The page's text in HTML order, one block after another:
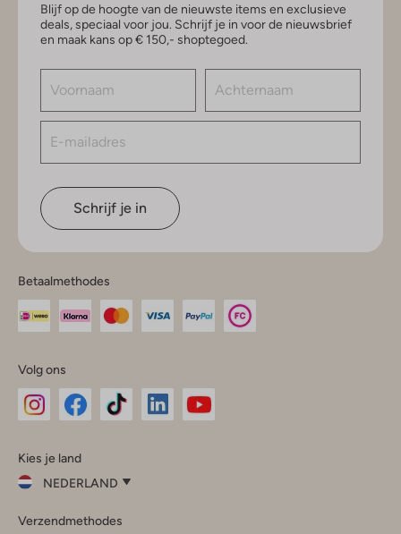
Blijf op de hoogte van de nieuwste items en exclusieve
deals, speciaal voor jou. Schrijf je in voor de nieuwsbrief
en maak kans op € 150,- shoptegoed.
Schrijf je in
Betaalmethodes
Volg ons
InstagramFacebook
Kies je land
NEDERLAND
je
Verzendmethodes